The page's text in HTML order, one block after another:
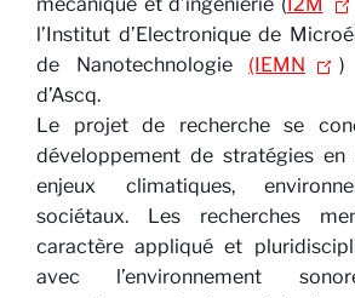
l’Institut d’Electronique de
de Nanotechnologie (IEMN
)
d’Ascq.
Le projet de recherche se
développement de stratégies en
enjeux climatiques,
sociétaux. Les recherches
caractère appliqué et
avec l’environnement